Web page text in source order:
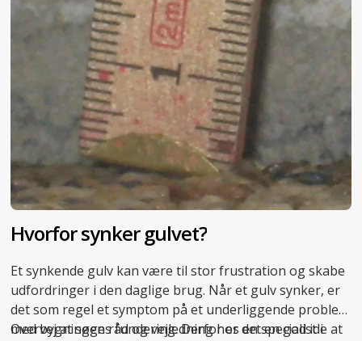
Hvorfor synker gulvet?
Et synkende gulv kan være til stor frustration og skabe
udfordringer i den daglige brug. Når et gulv synker, er
det som regel et symptom på et underliggende problem
med bygningens fundering. Derfor er det en god ide at
Overvej at søge råd og vejledning hos en specialist i